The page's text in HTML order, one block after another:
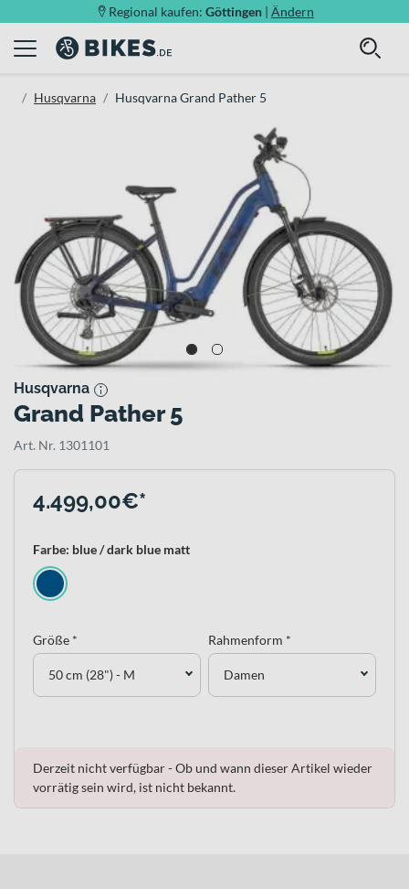
Regional kaufen: Göttingen | Ändern
Husqvarna Husqvarna Grand Pather 5
Husqvarna
Grand Pather 5
Art. Nr. 1301101
4.499,00€*
Farbe: blue / dark blue matt
Größe *
50 cm (28") - M
Rahmenform *
Damen
Derzeit nicht verfügbar - Ob und wann dieser Artikel wieder
vorrätig sein wird, ist nicht bekannt.